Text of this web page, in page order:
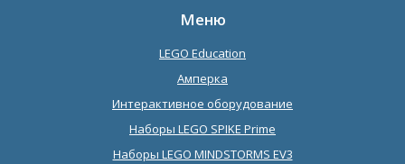
Меню
LEGO Education
Амперка
Интерактивное оборудование
Наборы LEGO SPIKE Prime
Наборы LEGO MINDSTORMS EV3